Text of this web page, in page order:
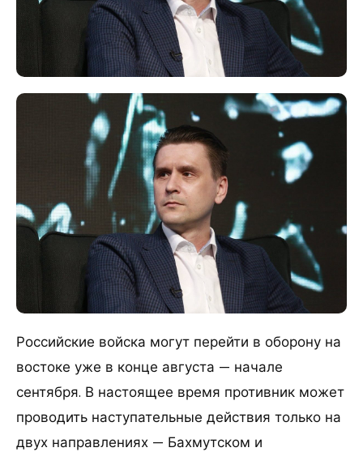
Российские войска могут перейти в оборону на
востоке уже в конце августа — начале
сентября. В настоящее время противник может
проводить наступательные действия только на
двух направлениях — Бахмутском и